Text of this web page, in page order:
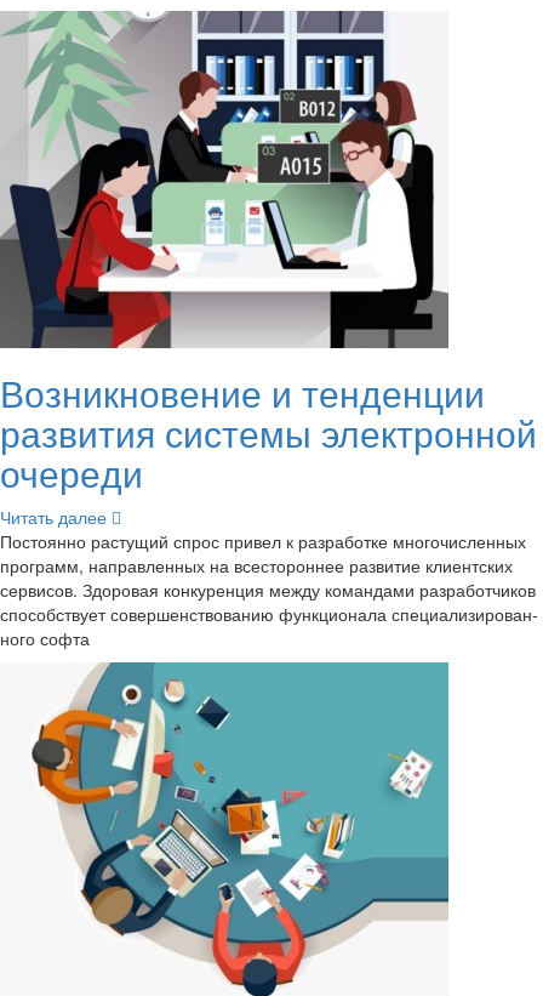
Воз­ник­но­ве­ние и тен­ден­ции
раз­ви­тия си­сте­мы элек­трон­ной
оче­ре­ди
Чи­тать далее
По­сто­ян­но рас­ту­щий спрос при­вел к раз­ра­бот­ке мно­го­чис­лен­ных
про­грамм, на­прав­лен­ных на все­сто­рон­нее раз­ви­тие кли­ент­ских
сер­ви­сов. Здо­ро­вая кон­ку­рен­ция между ко­ман­да­ми раз­ра­бот­чи­ков
спо­соб­ству­ет со­вер­шен­ство­ва­нию функ­ци­о­на­ла спе­ци­а­ли­зи­ро­ван­
но­го софта